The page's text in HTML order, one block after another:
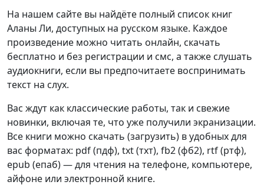
На нашем сайте вы найдёте полный список книг
Аланы Ли, доступных на русском языке. Каждое
произведение можно читать онлайн, скачать
бесплатно и без регистрации и смс, а также слушать
аудиокниги, если вы предпочитаете воспринимать
текст на слух.
Вас ждут как классические работы, так и свежие
новинки, включая те, что уже получили экранизации.
Все книги можно скачать (загрузить) в удобных для
вас форматах: pdf (пдф), txt (тхт), fb2 (фб2), rtf (ртф),
epub (епаб) — для чтения на телефоне, компьютере,
айфоне или электронной книге.